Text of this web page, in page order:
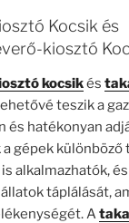
Kocsik és
kiosztó
kocsikés
teszik a
és hatékonyan
a gépek
alkalmazhatók,
táplálását,
A